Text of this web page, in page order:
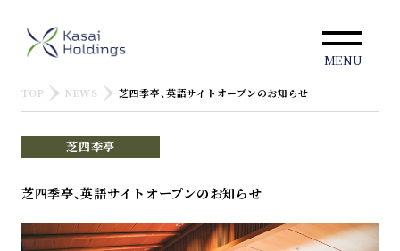
MENU
TOP NEWS 芝四季亭、英語サイトオープンのお知らせ
芝四季亭
芝四季亭、英語サイトオープンのお知らせ